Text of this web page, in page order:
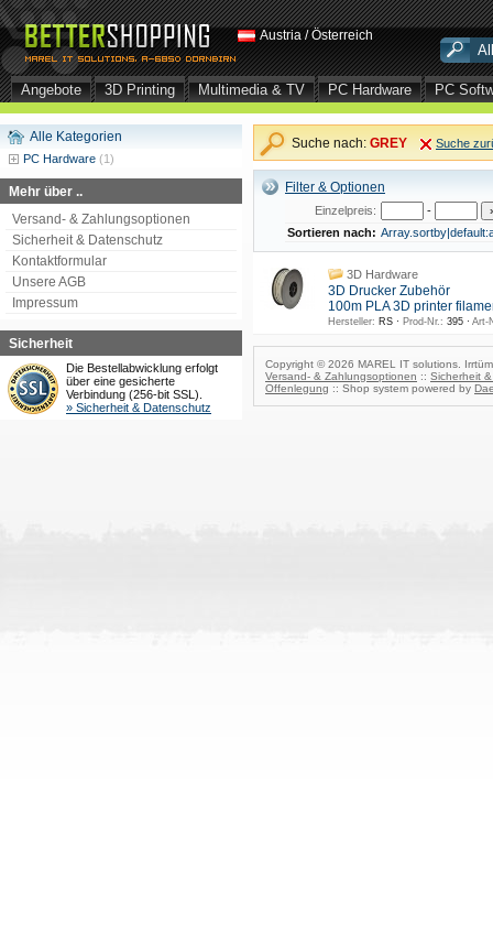
Austria / Österreich
Angebote 3D Printing Multimedia & TV PC Hardware PC
Alle Kategorien
PC Hardware (1)
Mehr über ..
Versand- & Zahlungsoptionen
Sicherheit & Datenschutz
Kontaktformular
Unsere AGB
Impressum
Sicherheit
Die Bestellabwicklung erfolgt
über eine gesicherte
Verbindung (256-bit SSL).
» Sicherheit & Datenschutz
Suche nach: GREY Suche
Filter & Optionen
Einzelpreis:
-
Sortieren nach:
3D Hardware
3D Drucker Zubehör
100m PLA 3D printer
Hersteller: RS · Prod-Nr.: 395 · Art-
Copyright © 2026 MAREL IT solutions.
Versand- & Zahlungsoptionen :: Sicherheit
Offenlegung :: Shop system powered by